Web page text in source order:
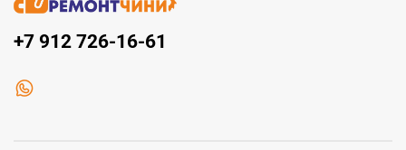
+7 912 726-16-61